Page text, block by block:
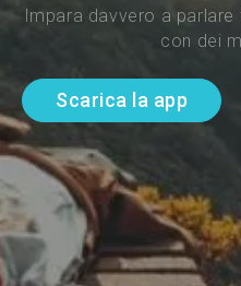
Impara davvero a
con dei
Scarica la app